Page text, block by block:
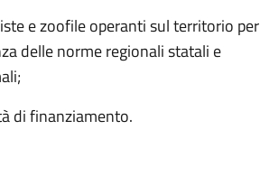
e zoofile operanti sul territorio per
delle norme regionali statali e
di finanziamento.